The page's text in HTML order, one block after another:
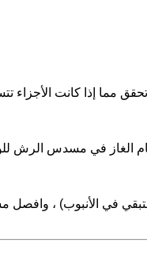
مما إذا كانت الأجزاء
الغاز في مسدس الرش
متبقي في الأنبوب) ،